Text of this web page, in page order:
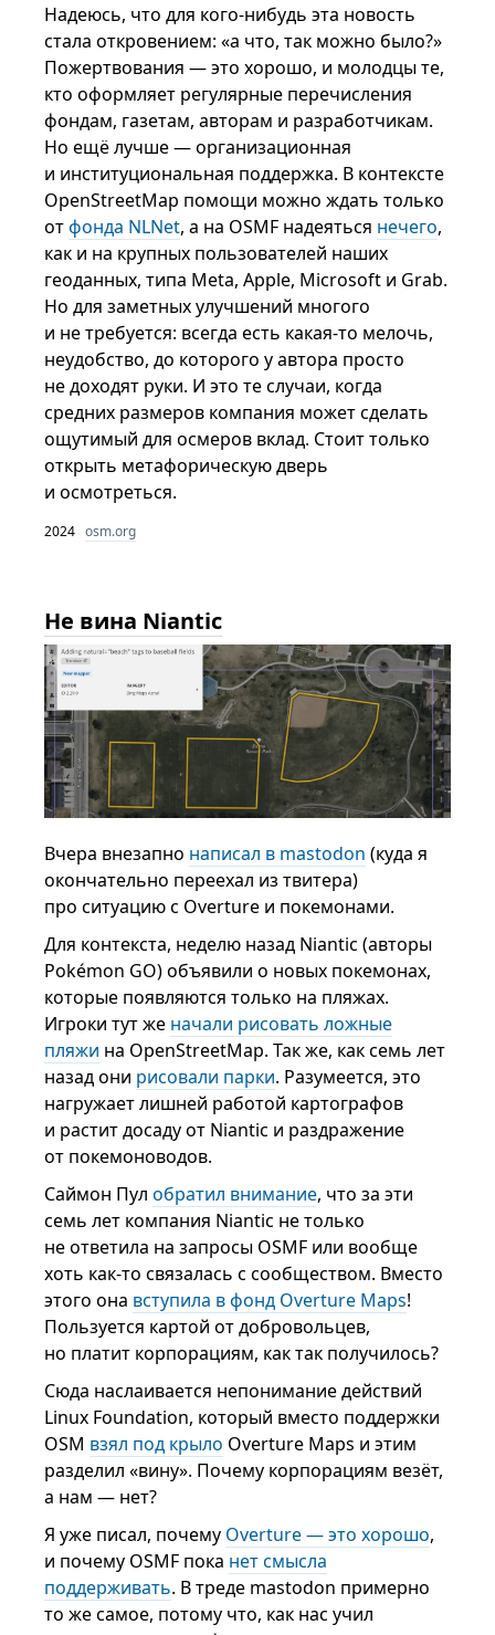
Надеюсь, что для кого-нибудь эта новость
стала откровением: «а что, так можно было?»
Пожертвования — это хорошо, и молодцы те,
кто оформляет регулярные перечисления
фондам, газетам, авторам и разработчикам.
Но ещё лучше — организационная
и институциональная поддержка. В контексте
OpenStreetMap помощи можно ждать только
отфонда NLNet, а на OSMF надеяться нечего,
как и на крупных пользователей наших
геоданных, типа Meta, Apple, Microsoft и Grab.
Но для заметных улучшений многого
и не требуется: всегда есть какая-то мелочь,
неудобство, до которого у автора просто
не доходят руки. И это те случаи, когда
средних размеров компания может сделать
ощутимый для осмеров вклад. Стоит только
открыть метафорическую дверь
и осмотреться.
2024 osm.org
Не вина Niantic
Вчера внезапно написал в mastodon (куда я
окончательно переехал из твитера)
про ситуацию с Overture и покемонами.
Для контекста, неделю назад Niantic (авторы
Pokémon GO) объявили о новых покемонах,
которые появляются только на пляжах.
Игроки тут же начали рисовать ложные
пляжи на OpenStreetMap. Так же, как семь лет
назад они рисовали парки. Разумеется, это
нагружает лишней работой картографов
и растит досаду от Niantic и раздражение
от покемоноводов.
Саймон Пулобратил внимание, что за эти
семь лет компания Niantic не только
не ответила на запросы OSMF или вообще
хоть как-то связалась с сообществом. Вместо
этого она вступила в фонд Overture Maps!
Пользуется картой от добровольцев,
но платит корпорациям, как так получилось?
Сюда наслаивается непонимание действий
Linux Foundation, который вместо поддержки
OSM взял под крыло Overture Maps и этим
разделил «вину». Почему корпорациям везёт,
а нам — нет?
Я уже писал, почему Overture — это хорошо,
и почему OSMF пока нет смысла
поддерживать. В треде mastodon примерно
то же самое, потому что, как нас учил